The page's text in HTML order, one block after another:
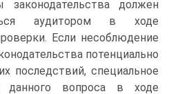
законодательства должен
аудитором в ходе
Если несоблюдение
потенциально
последствий, специальное
данного вопроса в ходе